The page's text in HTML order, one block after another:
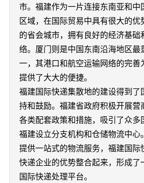
市。福建作为一片连接东南亚和中
区域，在国际贸易中具有很大的优
的省会城市，拥有良好的经济基础
络。厦门则是中国东南沿海地区最
一，其港口和航空运输网络的完善
提供了大大的便捷。
福建国际快递集散地的建设得到了
持和鼓励。福建省政府积极开展营
各类配套政策和措施，吸引了众多
福建设立分支机构和仓储物流中心
提供一站式的物流服务，福建国际
快递企业的优势整合起来，形成了
国际快递处理平台。